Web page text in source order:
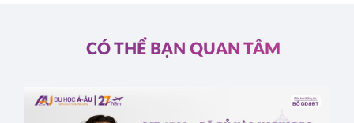
CÓ THỂ BẠN QUAN TÂM